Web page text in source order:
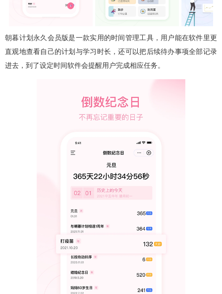
朝暮计划永久会员版是一款实用的时间管理工具，用户能在软件里更
直观地查看自己的计划与学习时长，还可以把后续待办事项全部记录
进去，到了设定时间软件会提醒用户完成相应任务。